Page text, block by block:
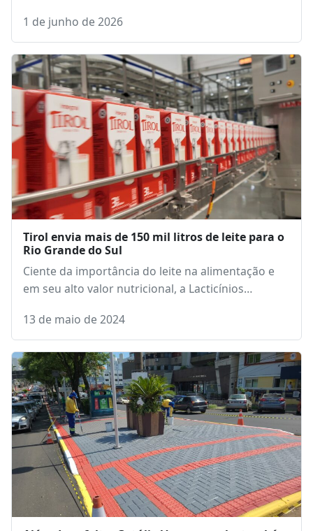
1 de junho de 2026
Tirol envia mais de 150 mil litros de leite para o
Rio Grande do Sul
Ciente da importância do leite na alimentação e
em seu alto valor nutricional, a Lacticínios…
13 de maio de 2024